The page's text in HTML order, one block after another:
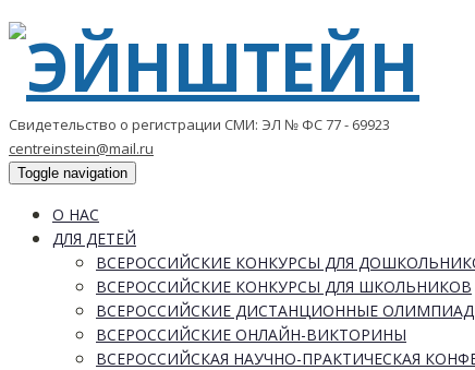
Свидетельство о регистрации СМИ: ЭЛ № ФС 77 - 69923
centreinstein@mail.ru
Toggle navigation
О НАС
ДЛЯ ДЕТЕЙ
ВСЕРОССИЙСКИЕ КОНКУРСЫ ДЛЯ
ВСЕРОССИЙСКИЕ КОНКУРСЫ ДЛЯ ШКОЛЬНИКОВ
ВСЕРОССИЙСКИЕ ДИСТАНЦИОННЫЕ
ВСЕРОССИЙСКИЕ ОНЛАЙН-ВИКТОРИНЫ
ВСЕРОССИЙСКАЯ НАУЧНО-ПРАКТИЧЕСКАЯ